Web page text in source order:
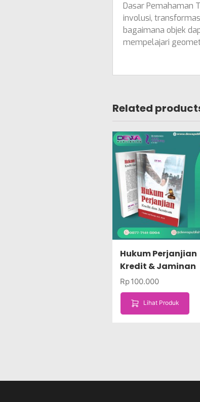
Dasar Pemahaman
involusi,
bagaimana objek
mempelajari
Related
Hukum Perjanjian
Kredit & Jaminan
Rp100.000
Lihat Produk